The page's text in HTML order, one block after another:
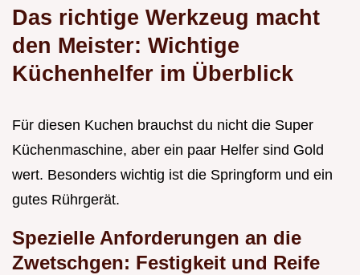
Das richtige Werkzeug macht
den Meister: Wichtige
Küchenhelfer im Überblick
Für diesen Kuchen brauchst du nicht die Super
Küchenmaschine, aber ein paar Helfer sind Gold
wert. Besonders wichtig ist die Springform und ein
gutes Rührgerät.
Spezielle Anforderungen an die
Zwetschgen: Festigkeit und Reife